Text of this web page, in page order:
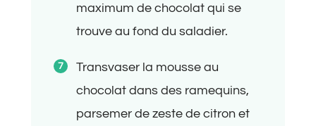
maximum de chocolat qui se
trouve au fond du saladier.
Transvaser la mousse au
chocolat dans des ramequins,
parsemer de zeste de citron et